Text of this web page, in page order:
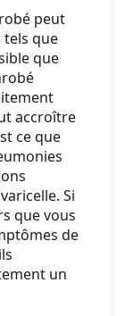
peut
tels que
que
accroître
ce que
Si
que vous
de
un